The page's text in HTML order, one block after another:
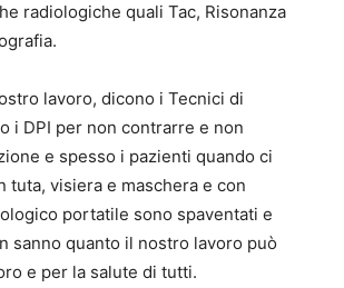
radiologiche quali Tac, Risonanza
lavoro, dicono i Tecnici di
i DPI per non contrarre e non
e spesso i pazienti quando ci
tuta, visiera e maschera e con
portatile sono spaventati e
sanno quanto il nostro lavoro può
e per la salute di tutti.